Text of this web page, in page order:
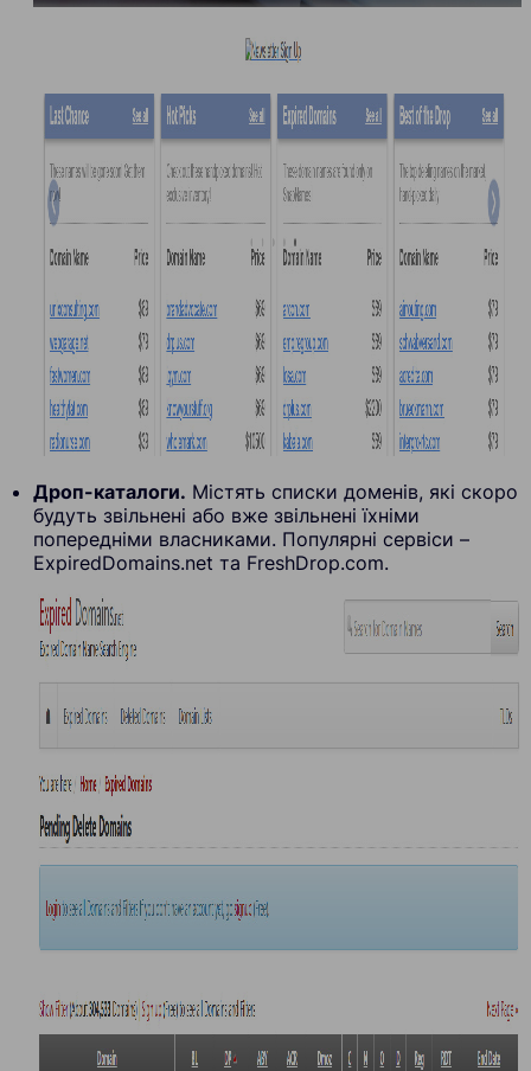
Дроп-каталоги. Містять списки доменів, які скоро
будуть звільнені або вже звільнені їхніми
попередніми власниками. Популярні сервіси –
ExpiredDomains.net та FreshDrop.com.